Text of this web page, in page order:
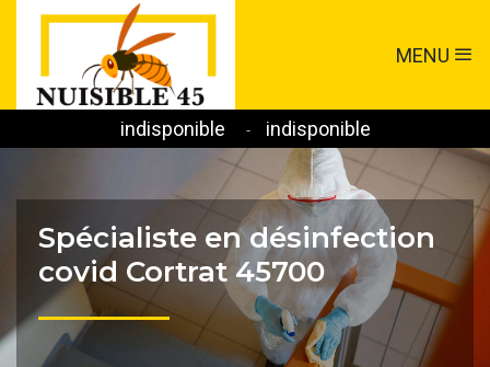
MENU
indisponible - indisponible
Spécialiste en désinfection
covid Cortrat 45700